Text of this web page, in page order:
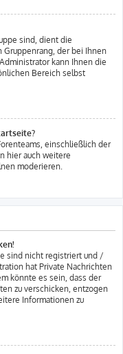
sind, dient die
Gruppenrang, der bei Ihnen
kann Ihnen die
Bereich selbst
einschließlich der
hier auch weitere
moderieren.
sind nicht registriert und /
hat Private Nachrichten
könnte es sein, dass der
zu verschicken, entzogen
Informationen zu